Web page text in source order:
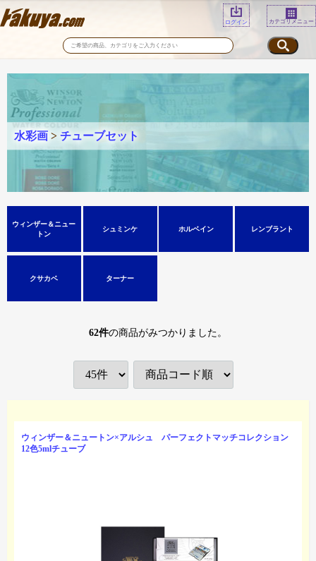
ログイン カテゴリメニュー
水彩画 > チューブセット
ウィンザー＆ニュー
トン
シュミンケ ホルベイン レンブラント
クサカベ ターナー
62件の商品がみつかりました。
ウィンザー＆ニュートン×アルシュ パーフェクトマッチコレクション
12色5mlチューブ